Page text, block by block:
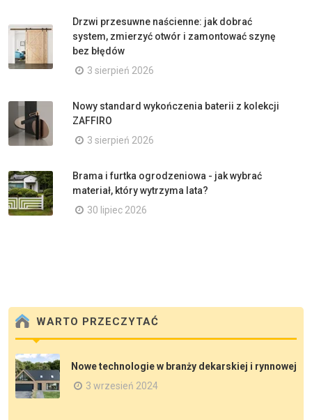
Drzwi przesuwne naścienne: jak dobrać
system, zmierzyć otwór i zamontować szynę
bez błędów
3 sierpień 2026
Nowy standard wykończenia baterii z kolekcji
ZAFFIRO
3 sierpień 2026
Brama i furtka ogrodzeniowa - jak wybrać
materiał, który wytrzyma lata?
30 lipiec 2026
WARTO PRZECZYTAĆ
Nowe technologie w branży dekarskiej i rynnowej
3 wrzesień 2024